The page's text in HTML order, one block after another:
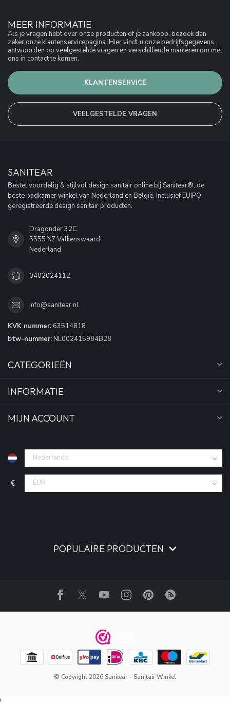
MEER INFORMATIE
Als je vragen hebt over onze producten of je aankoop, bezoek dan
zeker onze klantenservicepagina. Hier vindt u onze bedrijfsgegevens,
antwoorden op veelgestelde vragen en verschillende manieren om met
ons in contact te komen.
KLANTENSERVICE
VEELGESTELDE VRAGEN
SANITEAR
Bestel voordelig & stijlvol design sanitair online bij Sanitear®, de
beste badkamer winkel van Nederland en België. Inclusief EUIPO
geregistreerde design sanitair producten.
Dragonder 32C
5555 XZ Valkenswaard
Nederland
0402024112
info@sanitear.nl
KVK nummer: 63514818
btw-nummer: NL002415984B28
CATEGORIEËN
INFORMATIE
MIJN ACCOUNT
€
POPULAIRE PRODUCTEN
© Copyright 2026 Sanitear – Sanitair Winkel